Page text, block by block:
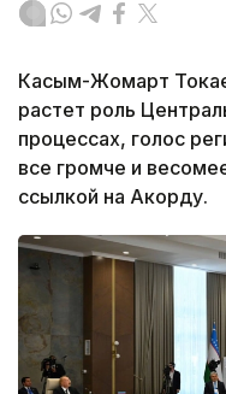
Касым-Жомарт
растет роль
процессах, голос
все громче и
ссылкой на Акорду.